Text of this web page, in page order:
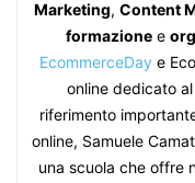
Marketing, Content
formazione e
EcommerceDay e
online dedicato
riferimento
online, Samuele
una scuola che offre